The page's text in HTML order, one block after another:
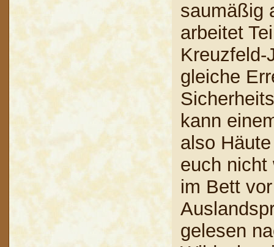
saumäßig
arbeitet
Kreuzfeld-
gleiche
kann
also
euch nicht
im Bett
gelesen